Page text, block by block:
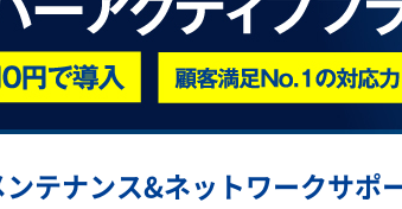
テナンス&ネットワークサポ